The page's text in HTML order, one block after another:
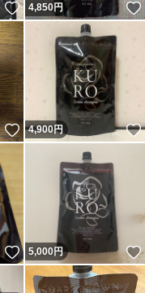
いいね！
4,850円
いいね！
4,900円
いいね！
5,000円